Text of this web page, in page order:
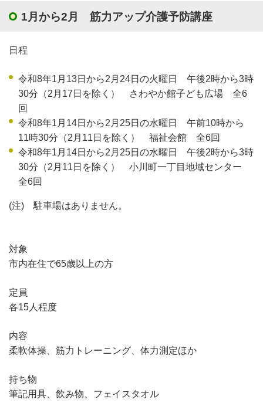
1月から2月 筋力アップ介護予防講座
日程
令和8年1月13日から2月24日の火曜日 午後2時から3時
30分（2月17日を除く） さわやか館子ども広場 全6
回
令和8年1月14日から2月25日の水曜日 午前10時から
11時30分（2月11日を除く） 福祉会館 全6回
令和8年1月14日から2月25日の水曜日 午後2時から3時
30分（2月11日を除く） 小川町一丁目地域センター
全6回
(注) 駐車場はありません。
対象
市内在住で65歳以上の方
定員
各15人程度
内容
柔軟体操、筋力トレーニング、体力測定ほか
持ち物
筆記用具、飲み物、フェイスタオル